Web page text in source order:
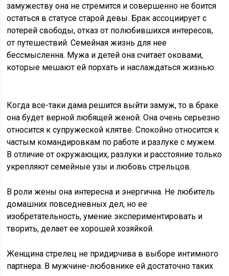
замужеству она не стремится и совершенно не боится
остаться в статусе старой девы. Брак ассоциирует с
потерей свободы, отказ от полюбившихся интересов,
от путешествий. Семейная жизнь для нее
бессмысленна. Мужа и детей она считает оковами,
которые мешают ей порхать и наслаждаться жизнью.
Когда все-таки дама решится выйти замуж, то в браке
она будет верной любящей женой. Она очень серьезно
относится к супружеской клятве. Спокойно относится к
частым командировкам по работе и разлуке с мужем.
В отличие от окружающих, разлуки и расстояние только
укрепляют семейные узы и любовь стрельцов.
В роли жены она интересна и энергична. Не любитель
домашних повседневных дел, но ее
изобретательность, умение экспериментировать и
творить, делает ее хорошей хозяйкой.
Женщина стрелец не придирчива в выборе интимного
партнера. В мужчине-любовнике ей достаточно таких